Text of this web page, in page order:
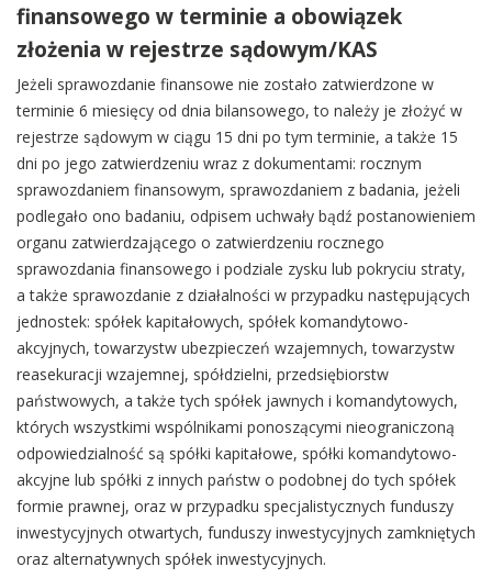
finansowego w terminie a obowiązek
złożenia w rejestrze sądowym/KAS
Jeżeli sprawozdanie finansowe nie zostało zatwierdzone w
terminie 6 miesięcy od dnia bilansowego, to należy je złożyć w
rejestrze sądowym w ciągu 15 dni po tym terminie, a także 15
dni po jego zatwierdzeniu wraz z dokumentami: rocznym
sprawozdaniem finansowym, sprawozdaniem z badania, jeżeli
podlegało ono badaniu, odpisem uchwały bądź postanowieniem
organu zatwierdzającego o zatwierdzeniu rocznego
sprawozdania finansowego i podziale zysku lub pokryciu straty,
a także sprawozdanie z działalności w przypadku następujących
jednostek: spółek kapitałowych, spółek komandytowo-
akcyjnych, towarzystw ubezpieczeń wzajemnych, towarzystw
reasekuracji wzajemnej, spółdzielni, przedsiębiorstw
państwowych, a także tych spółek jawnych i komandytowych,
których wszystkimi wspólnikami ponoszącymi nieograniczoną
odpowiedzialność są spółki kapitałowe, spółki komandytowo-
akcyjne lub spółki z innych państw o podobnej do tych spółek
formie prawnej, oraz w przypadku specjalistycznych funduszy
inwestycyjnych otwartych, funduszy inwestycyjnych zamkniętych
oraz alternatywnych spółek inwestycyjnych.